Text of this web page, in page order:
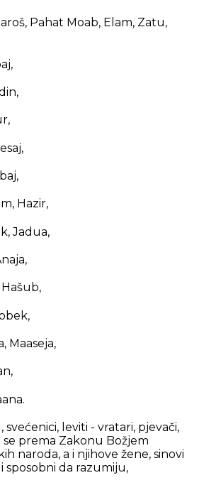
Pahat Moab, Elam, Zatu,
Hazir,
Jadua,
Hašub,
Maaseja,
svećenici, leviti - vratari, pjevači,
se prema Zakonu Božjem
naroda, a i njihove žene, sinovi
sposobni da razumiju,